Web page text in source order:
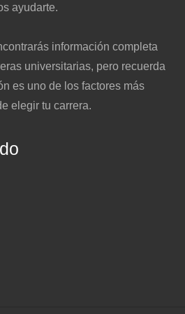
ayudarte.
información completa
universitarias, pero recuerda
es uno de los factores más
elegir tu carrera.